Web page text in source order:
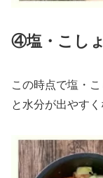
④塩・こし
この時点で塩・
と水分が出やすく